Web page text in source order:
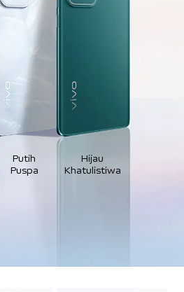
Putih
Puspa
Hijau
Khatulistiwa